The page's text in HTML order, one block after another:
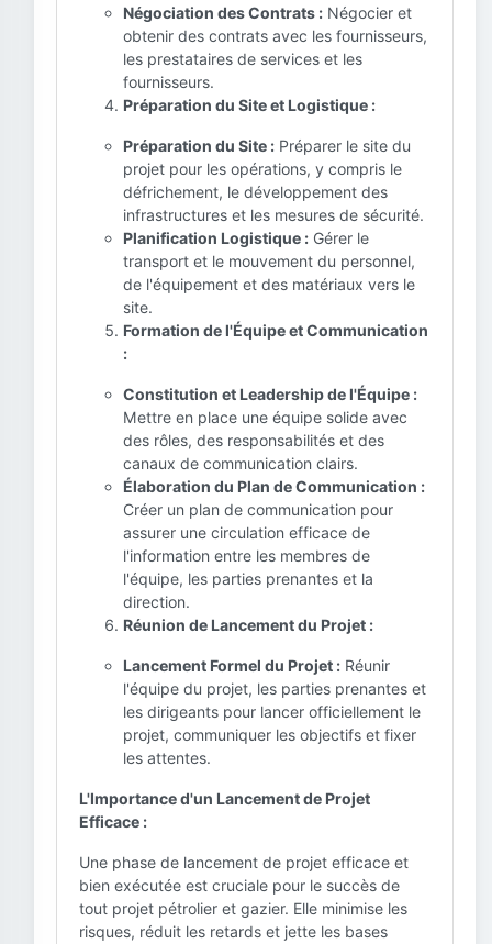
Négociation des Contrats : Négocier et
obtenir des contrats avec les fournisseurs,
les prestataires de services et les
fournisseurs.
Préparation du Site et Logistique :
Préparation du Site : Préparer le site du
projet pour les opérations, y compris le
défrichement, le développement des
infrastructures et les mesures de sécurité.
Planification Logistique : Gérer le
transport et le mouvement du personnel,
de l'équipement et des matériaux vers le
site.
Formation de l'Équipe et Communication
:
Constitution et Leadership de l'Équipe :
Mettre en place une équipe solide avec
des rôles, des responsabilités et des
canaux de communication clairs.
Élaboration du Plan de Communication :
Créer un plan de communication pour
assurer une circulation efficace de
l'information entre les membres de
l'équipe, les parties prenantes et la
direction.
Réunion de Lancement du Projet :
Lancement Formel du Projet : Réunir
l'équipe du projet, les parties prenantes et
les dirigeants pour lancer officiellement le
projet, communiquer les objectifs et fixer
les attentes.
L'Importance d'un Lancement de Projet
Efficace :
Une phase de lancement de projet efficace et
bien exécutée est cruciale pour le succès de
tout projet pétrolier et gazier. Elle minimise les
risques, réduit les retards et jette les bases